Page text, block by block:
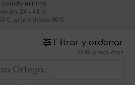
pedido mínimo
en: 24 - 48 h
€, gratis desde 80 €
Filtrar y ordenar
3849 productos